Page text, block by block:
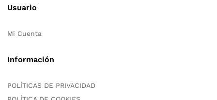
Usuario
Mi Cuenta
Información
POLÍTICAS DE PRIVACIDAD